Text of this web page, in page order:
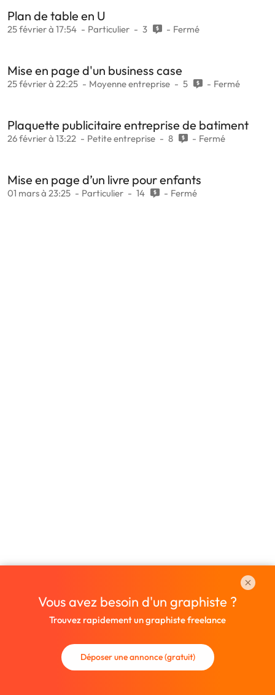
Plan de table en U
25 février à 17:54 Particulier 3 Fermé
Mise en page d'un business case
25 février à 22:25 Moyenne entreprise 5 Fermé
Plaquette publicitaire entreprise de batiment
26 février à 13:22 Petite entreprise 8 Fermé
Mise en page d’un livre pour enfants
01 mars à 23:25 Particulier 14 Fermé
Vous avez besoin d'un graphiste ?
Trouvez rapidement un graphiste freelance
Déposer une annonce (gratuit)